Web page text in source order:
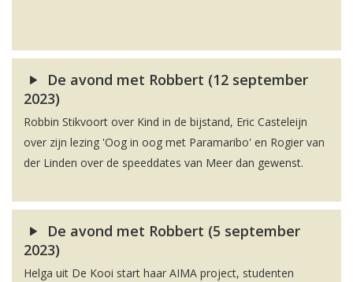
De avond met Robbert (12 september
2023)
Robbin Stikvoort over Kind in de bijstand, Eric Casteleijn
over zijn lezing 'Oog in oog met Paramaribo' en Rogier van
der Linden over de speeddates van Meer dan gewenst.
De avond met Robbert (5 september
2023)
Helga uit De Kooi start haar AIMA project, studenten